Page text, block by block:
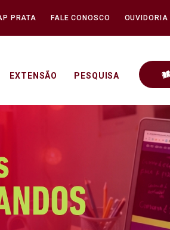
PRATA FALE CONOSCO OUVIDORIA
EXTENSÃO PESQUISA